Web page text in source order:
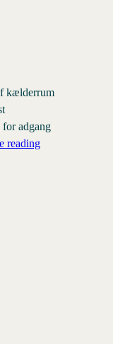
kælderrum
for adgang
reading